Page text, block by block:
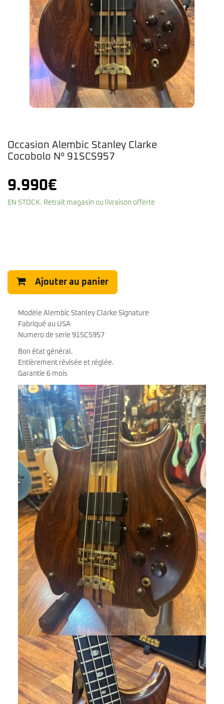
Occasion Alembic Stanley Clarke
Cocobolo N° 91SCS957
9.990€
EN STOCK. Retrait magasin ou livraison offerte
Ajouter au panier
Modèle Alembic Stanley Clarke Signature
Fabriqué au USA
Numero de serie 91SCS957
Bon état général.
Entièrement révisée et réglée.
Garantie 6 mois